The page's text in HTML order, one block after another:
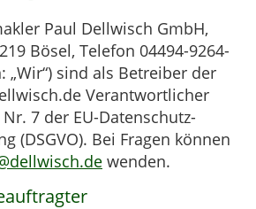
Paul Dellwisch GmbH,
Bösel, Telefon 04494-9264-
„Wir“) sind als Betreiber der
Verantwortlicher
7 der EU-Datenschutz-
(DSGVO). Bei Fragen können
wenden.